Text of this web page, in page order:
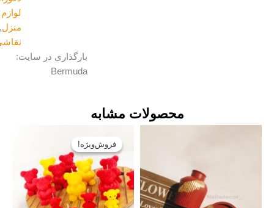
لوازم
منزل,
نقاشی
بارگذاری در سایت:
Bermuda
محصولات مشابه
فروش‌ویژه!
فروش‌ویژه! اصلی:
تومان۶۹۰۰۰
بود.
تومان۵۶۰۰۰.